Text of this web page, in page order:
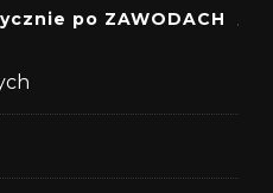
po ZAWODACH